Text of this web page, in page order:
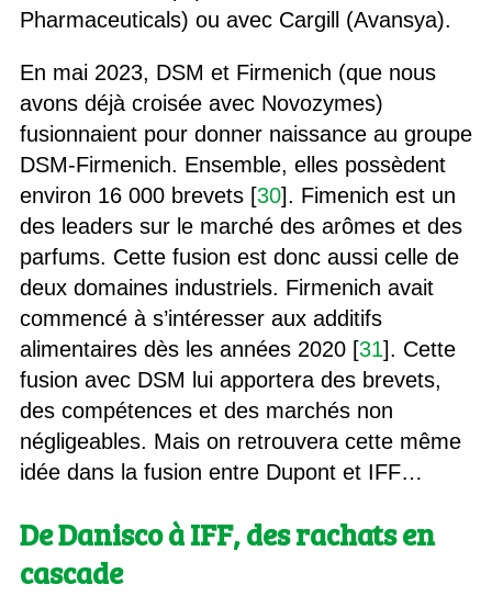
Pharmaceuticals) ou avec Cargill (Avansya).
En mai 2023, DSM et Firmenich (que nous
avons déjà croisée avec Novozymes)
fusionnaient pour donner naissance au groupe
DSM-Firmenich. Ensemble, elles possèdent
environ 16 000 brevets [30]. Fimenich est un
des leaders sur le marché des arômes et des
parfums. Cette fusion est donc aussi celle de
deux domaines industriels. Firmenich avait
commencé à s’intéresser aux additifs
alimentaires dès les années 2020 [31]. Cette
fusion avec DSM lui apportera des brevets,
des compétences et des marchés non
négligeables. Mais on retrouvera cette même
idée dans la fusion entre Dupont et IFF…
De Danisco à IFF, des rachats en
cascade